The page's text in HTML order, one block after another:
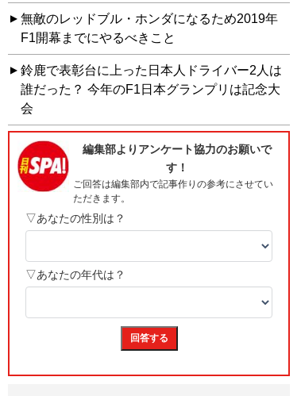
無敵のレッドブル・ホンダになるため2019年
F1開幕までにやるべきこと
鈴鹿で表彰台に上った日本人ドライバー2人は
誰だった？ 今年のF1日本グランプリは記念大
会